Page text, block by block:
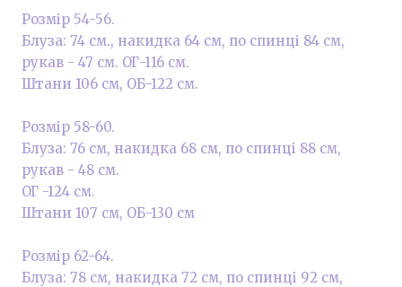
Розмір 54-56.
Блуза: 74 см., накидка 64 см, по спинці 84 см,
рукав - 47 см. ОГ-116 см.
Штани 106 см, ОБ-122 см.
Розмір 58-60.
Блуза: 76 см, накидка 68 см, по спинці 88 см,
рукав - 48 см.
ОГ -124 см.
Штани 107 см, ОБ-130 см
Розмір 62-64.
Блуза: 78 см, накидка 72 см, по спинці 92 см,